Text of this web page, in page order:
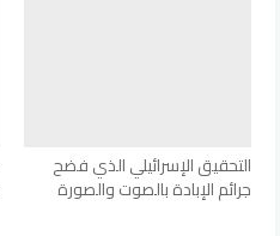
التحقيق الإسرائيلي الذي فضح
جرائم الإبادة بالصوت والصورة